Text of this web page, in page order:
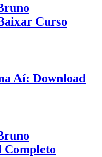
Curso
Aí: Download
Completo